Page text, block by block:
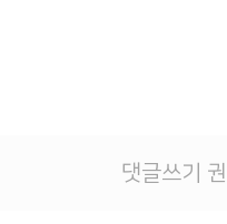
댓글쓰기